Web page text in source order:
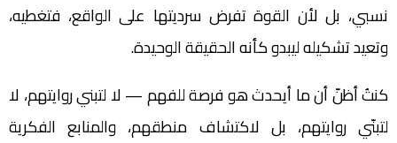
نسبي، بل لأن القوة تفرض سرديتها على الواقع، فتغطيه،
وتعيد تشكيله ليبدو كأنه الحقيقة الوحيدة.
كنتُ أظنّ أن ما أيحدث هو فرصة للفهم — لا لتبني روايتهم، لا
لتبنّي روايتهم، بل لاكتشاف منطقهم، والمنابع الفكرية